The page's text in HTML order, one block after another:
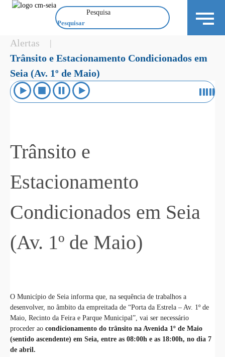
Pesquisa
Alertas |
Trânsito e Estacionamento Condicionados em
Seia (Av. 1º de Maio)
Trânsito e
Estacionamento
Condicionados em Seia
(Av. 1º de Maio)
O Município de Seia informa que, na sequência de trabalhos a
desenvolver, no âmbito da empreitada de “Porta da Estrela – Av. 1º de
Maio, Recinto da Feira e Parque Municipal”, vai ser necessário
proceder ao condicionamento do trânsito na Avenida 1º de Maio
(sentido ascendente) em Seia, entre as 08:00h e as 18:00h, no dia 7
de abril.